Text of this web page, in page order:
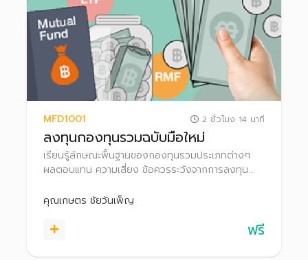
MFD1001 2 ชั่วโมง 14 นาที
ลงทุนกองทุนรวมฉบับมือใหม่
เรียนรู้ลักษณะพื้นฐานของกองทุนรวมประเภทต่างๆ
ผลตอบแทน ความเสี่ยง ข้อควรระวังจากการลงทุน
กองทุนรวมให้เหมาะกับตนเอง
คุณเกษตร ชัยวันเพ็ญ
ฟรี